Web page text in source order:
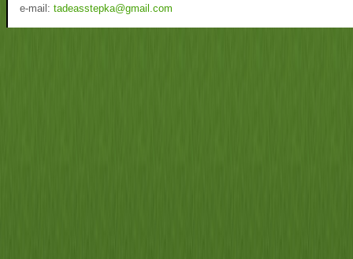
e-mail: tadeasstepka@gmail.com